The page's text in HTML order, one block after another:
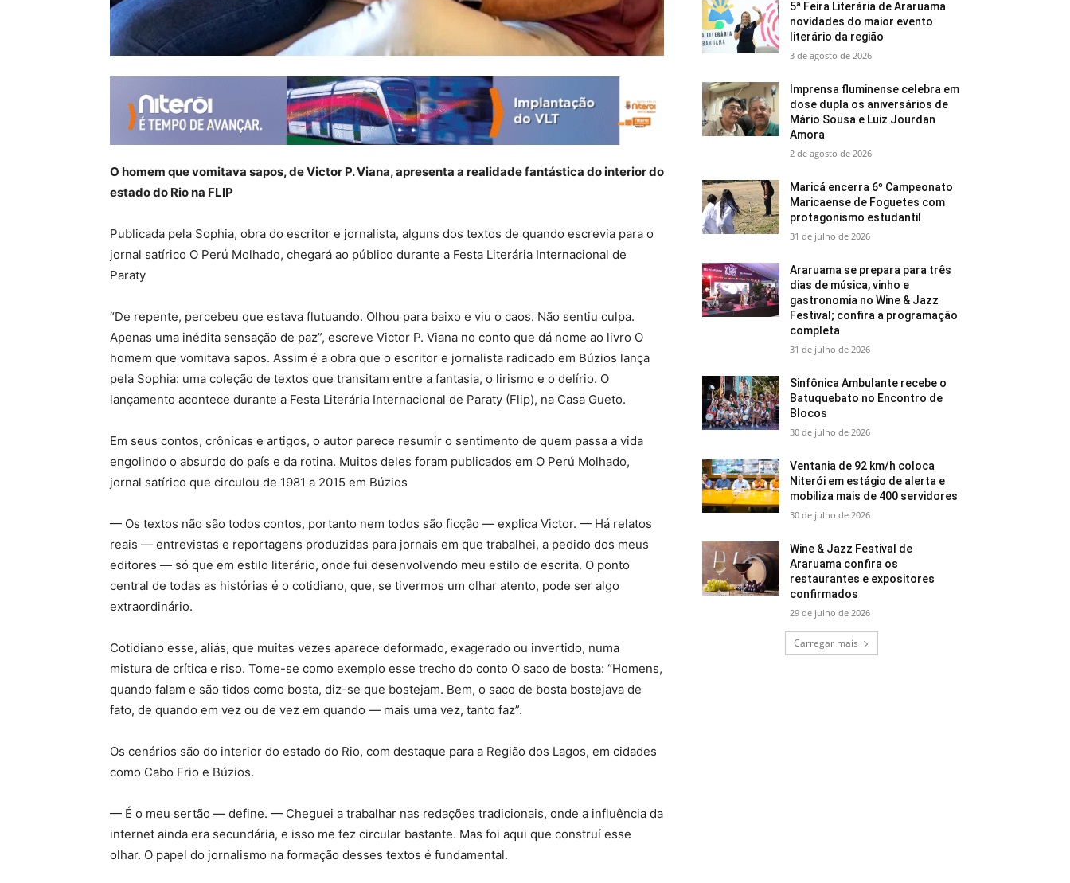
O homem que vomitava sapos, de Victor P. Viana, apresenta a realidade fantástica do interior do
estado do Rio na FLIP
Publicada pela Sophia, obra do escritor e jornalista, alguns dos textos de quando escrevia para o
jornal satírico O Perú Molhado, chegará ao público durante a Festa Literária Internacional de
Paraty
“De repente, percebeu que estava flutuando. Olhou para baixo e viu o caos. Não sentiu culpa.
Apenas uma inédita sensação de paz”, escreve Victor P. Viana no conto que dá nome ao livro O
homem que vomitava sapos. Assim é a obra que o escritor e jornalista radicado em Búzios lança
pela Sophia: uma coleção de textos que transitam entre a fantasia, o lirismo e o delírio. O
lançamento acontece durante a Festa Literária Internacional de Paraty (Flip), na Casa Gueto.
Em seus contos, crônicas e artigos, o autor parece resumir o sentimento de quem passa a vida
engolindo o absurdo do país e da rotina. Muitos deles foram publicados em O Perú Molhado,
jornal satírico que circulou de 1981 a 2015 em Búzios
— Os textos não são todos contos, portanto nem todos são ficção — explica Victor. — Há relatos
reais — entrevistas e reportagens produzidas para jornais em que trabalhei, a pedido dos meus
editores — só que em estilo literário, onde fui desenvolvendo meu estilo de escrita. O ponto
central de todas as histórias é o cotidiano, que, se tivermos um olhar atento, pode ser algo
extraordinário.
Cotidiano esse, aliás, que muitas vezes aparece deformado, exagerado ou invertido, numa
mistura de crítica e riso. Tome-se como exemplo esse trecho do conto O saco de bosta: “Homens,
quando falam e são tidos como bosta, diz-se que bostejam. Bem, o saco de bosta bostejava de
fato, de quando em vez ou de vez em quando — mais uma vez, tanto faz”.
Os cenários são do interior do estado do Rio, com destaque para a Região dos Lagos, em cidades
como Cabo Frio e Búzios.
— É o meu sertão — define. — Cheguei a trabalhar nas redações tradicionais, onde a influência da
internet ainda era secundária, e isso me fez circular bastante. Mas foi aqui que construí esse
olhar. O papel do jornalismo na formação desses textos é fundamental.
5ª Feira Literária de Araruama
novidades do maior evento
literário da região
3 de agosto de 2026
Imprensa fluminense celebra em
dose dupla os aniversários de
Mário Sousa e Luiz Jourdan
Amora
2 de agosto de 2026
Maricá encerra 6º Campeonato
Maricaense de Foguetes com
protagonismo estudantil
31 de julho de 2026
Araruama se prepara para três
dias de música, vinho e
gastronomia no Wine & Jazz
Festival; confira a programação
completa
31 de julho de 2026
Sinfônica Ambulante recebe o
Batuquebato no Encontro de
Blocos
30 de julho de 2026
Ventania de 92 km/h coloca
Niterói em estágio de alerta e
mobiliza mais de 400 servidores
30 de julho de 2026
Wine & Jazz Festival de
Araruama confira os
restaurantes e expositores
confirmados
29 de julho de 2026
Carregar mais